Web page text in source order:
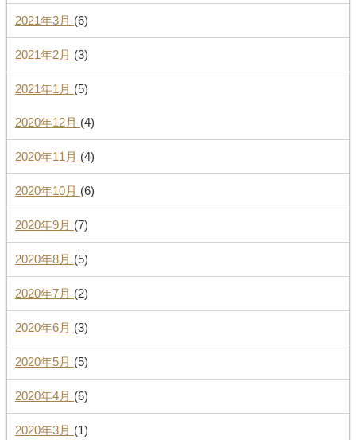
2021年3月 (6)
2021年2月 (3)
2021年1月 (5)
2020年12月 (4)
2020年11月 (4)
2020年10月 (6)
2020年9月 (7)
2020年8月 (5)
2020年7月 (2)
2020年6月 (3)
2020年5月 (5)
2020年4月 (6)
2020年3月 (1)